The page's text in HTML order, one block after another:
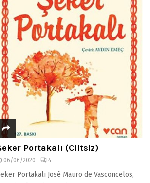
Portakalı (Ciltsiz)
06/06/2020 4
Portakalı José Mauro de Vasconcelos,